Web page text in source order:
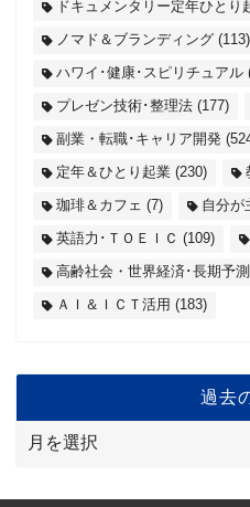
ドキュメンタリー定年ひとり
ノマド＆ブランディング (113)
ハワイ･健康･スピリチュアル
プレゼン技術･整理法 (177)
副業・転職･キャリア開発
定年＆ひとり起業 (230)
珈琲＆カフェ (7) 自分が
英語力･ＴＯＥＩＣ (109)
高齢社会・世界経済･長期予測
ＡＩ＆ＩＣＴ活用 (183)
過去